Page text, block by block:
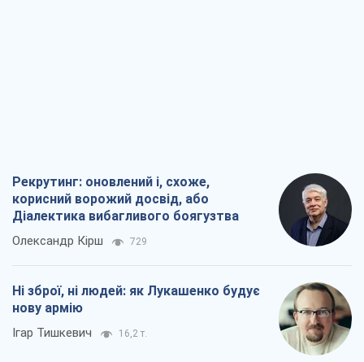
Рекрутинг: оновлений і, схоже,
корисний ворожий досвід, або
Діалектика вибагливого боягузтва
Олександр Кірш 729
Ні зброї, ні людей: як Лукашенко будує
нову армію
Ігар Тишкевич 16,2 т.